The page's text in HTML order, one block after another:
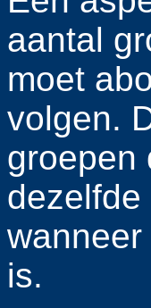
aantal
moet
volgen.
groepen
is.